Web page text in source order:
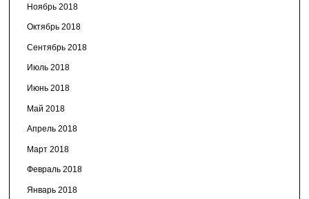
Ноябрь 2018
Октябрь 2018
Сентябрь 2018
Июль 2018
Июнь 2018
Май 2018
Апрель 2018
Март 2018
Февраль 2018
Январь 2018